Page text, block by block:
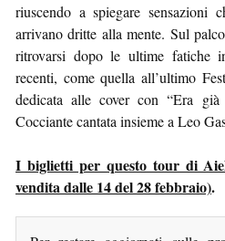
riuscendo a spiegare sensazioni
arrivano dritte alla mente. Sul
ritrovarsi dopo le ultime fatiche
recenti, come quella all’ultimo
dedicata alle cover con “Era
Cocciante cantata insieme a Leo
I biglietti per questo tour di
vendita dalle 14 del 28 febbraio).